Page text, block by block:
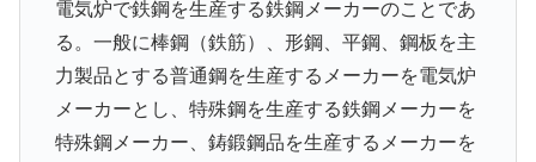
電気炉で鉄鋼を生産する鉄鋼メーカーのことであ
る。一般に棒鋼（鉄筋）、形鋼、平鋼、鋼板を主
力製品とする普通鋼を生産するメーカーを電気炉
メーカーとし、特殊鋼を生産する鉄鋼メーカーを
特殊鋼メーカー、鋳鍛鋼品を生産するメーカーを